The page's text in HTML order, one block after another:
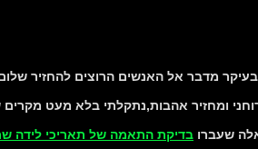
בעיקר מדבר אל האנשים הרוצים להחזיר
ומחזיר אהבות,נתקלתי בלא מעט
שעברו בדיקת התאמה של תאריכי לידה